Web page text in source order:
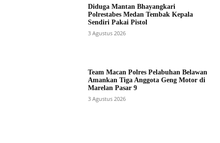
Diduga Mantan Bhayangkari
Polrestabes Medan Tembak Kepala
Sendiri Pakai Pistol
3 Agustus 2026
Team Macan Polres Pelabuhan Belawan
Amankan Tiga Anggota Geng Motor di
Marelan Pasar 9
3 Agustus 2026